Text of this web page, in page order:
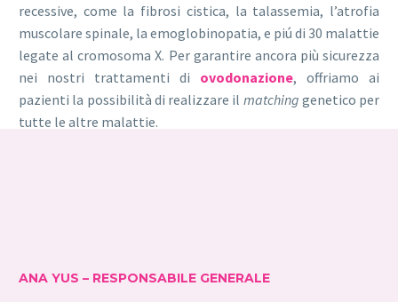
recessive, come la fibrosi cistica, la talassemia, l’atrofia
muscolare spinale, la emoglobinopatia, e piú di 30 malattie
legate al cromosoma X. Per garantire ancora più sicurezza
nei nostri trattamenti di ovodonazione, offriamo ai
pazienti la possibilità di realizzare il matching genetico per
tutte le altre malattie.
ANA YUS – RESPONSABILE GENERALE